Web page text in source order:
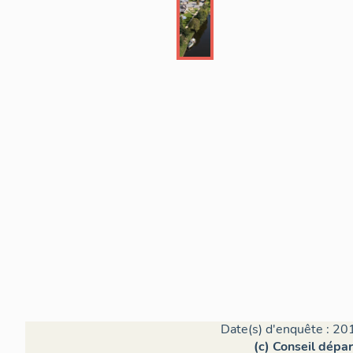
Date(s) d'enquête :
(c) Conseil